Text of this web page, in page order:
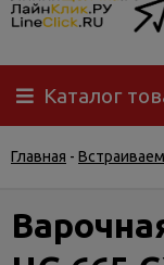
Доставка
Самовывоз
Гарантия
Каталог
Главная -